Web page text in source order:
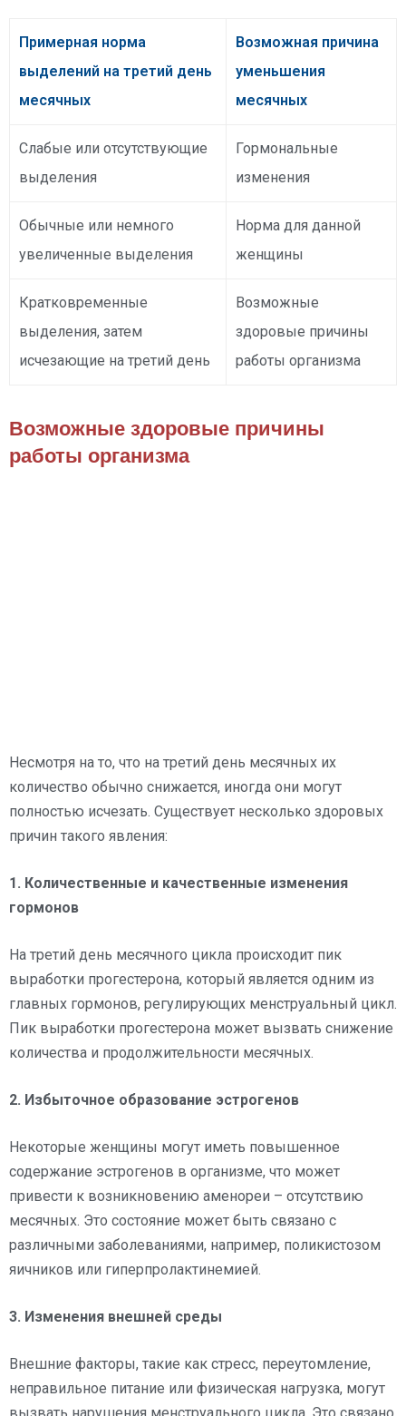
Примерная норма
выделений на третий день
месячных
Возможная причина
уменьшения
месячных
Слабые или отсутствующие
выделения
Гормональные
изменения
Обычные или немного
увеличенные выделения
Норма для данной
женщины
Кратковременные
выделения, затем
исчезающие на третий день
Возможные
здоровые причины
работы организма
Возможные здоровые причины
работы организма
Несмотря на то, что на третий день месячных их
количество обычно снижается, иногда они могут
полностью исчезать. Существует несколько здоровых
причин такого явления:
1. Количественные и качественные изменения
гормонов
На третий день месячного цикла происходит пик
выработки прогестерона, который является одним из
главных гормонов, регулирующих менструальный цикл.
Пик выработки прогестерона может вызвать снижение
количества и продолжительности месячных.
2. Избыточное образование эстрогенов
Некоторые женщины могут иметь повышенное
содержание эстрогенов в организме, что может
привести к возникновению аменореи – отсутствию
месячных. Это состояние может быть связано с
различными заболеваниями, например, поликистозом
яичников или гиперпролактинемией.
3. Изменения внешней среды
Внешние факторы, такие как стресс, переутомление,
неправильное питание или физическая нагрузка, могут